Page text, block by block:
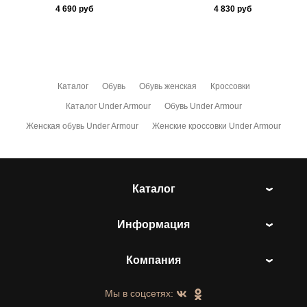
4 690руб
4 830 руб
Каталог Обувь Обувь женская Кроссовки
Каталог Under Armour Обувь Under Armour
Женская обувь Under Armour Женские кроссовки Under Armour
Каталог
Информация
Компания
Мы в соцсетях: